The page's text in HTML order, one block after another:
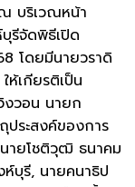
บริเวณหน้า
รีจัดพิธีเปิด
โดยมีนายวราดิ
ห้เกียรติเป็น
งวอน นายก
ประสงค์ของการ
ายโชติวุฒิ ธนาคม
บุรี, นายคนาธิป